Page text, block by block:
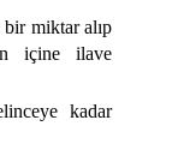
miktar alıp
içine ilave
kadar